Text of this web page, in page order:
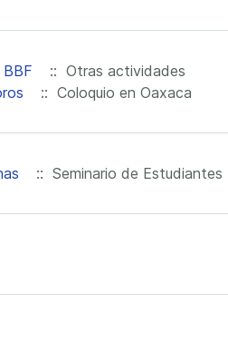
:: Otras actividades
:: Coloquio en Oaxaca
:: Seminario de Estudiantes